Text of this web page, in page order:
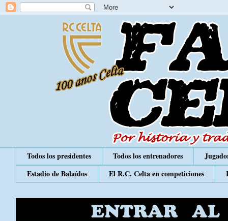
Todos los presidentes Todos los entrenadores
Estadio de Balaídos
El R.C. Celta en competiciones